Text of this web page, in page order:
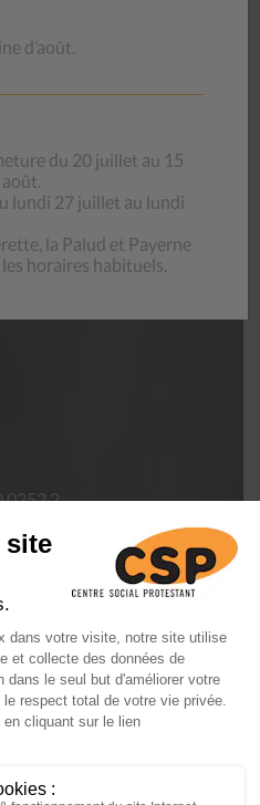
pour faire du bénévolat
0252 2
données du CSP Vaud
d’août.
du 20 juillet au 15
lundi 27 juillet au lundi
la Palud et Payerne
horaires habituels.